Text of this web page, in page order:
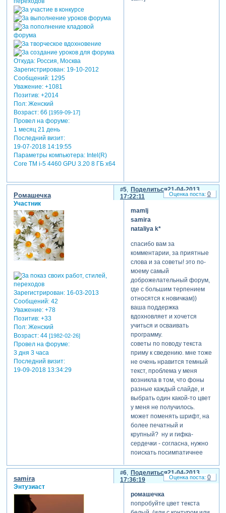
Откуда:Россия, Москва
Зарегистрирован: 19-10-2012
Сообщений:1295
Уважение: +1081
Позитив: +2014
Пол:Женский
Возраст:66 [1959-09-17]
Провел на форуме:
1 месяц 21 день
Последний визит:
19-07-2018 14:19:55
Параметры компьютера:Intel(R)
Core TM i-5 4460 GPU 3.20 8 ГБ х64
Поделиться
5
21-04-2013
17:22:11
Ромашечка
Участник
Зарегистрирован: 16-03-2013
Сообщений:42
Уважение: +78
Позитив: +33
Пол:Женский
Возраст:44 [1982-02-26]
Провел на форуме:
3 дня 3 часа
Последний визит:
19-09-2018 13:34:29
mamlj
samira
nataliya k*
спасибо вам за
комментарии, за приятные
слова и за советы! это по-
моему самый
доброжелательный форум,
где с большим терпением
относятся к новичкам))
ваша поддержка
вдохновляет и хочется
учиться и осваивать
программу.
советы по поводу текста
приму к сведению. мне тоже
не очень нравится темный
текст, проблема у меня
возникла в том, что фоны
разные каждый слайде, и
выбрать один какой-то цвет
у меня не получилось.
может поменять шрифт, на
более печатный и
крупный? ну и гифка-
сердечки - согласна, нужно
поискать посимпатичнее
0
Поделиться
6
21-04-2013
17:36:19
samira
Энтузиаст
ромашечка
попробуйте цвет текста
0